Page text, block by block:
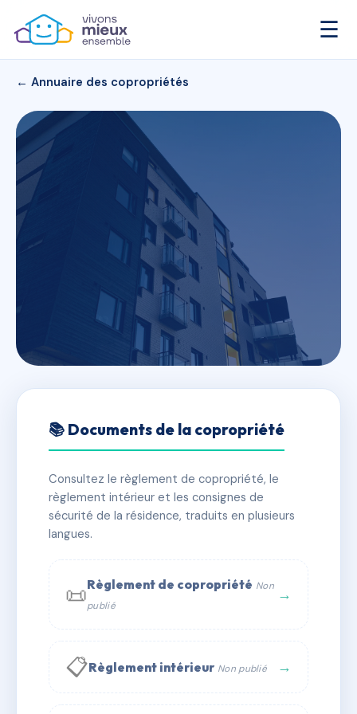
☰
← Annuaire des copropriétés
U SCOGLIU DI MARE
✓ Immatriculée 🏠 24 lots 🏗 1 bâtiment(s)
📞 Contacter Syndic Digital
📚 Documents de la copropriété
Consultez le règlement de copropriété, le
règlement intérieur et les consignes de
sécurité de la résidence, traduits en plusieurs
langues.
📜Règlement de copropriété Non
publié
→
📋Règlement intérieur Non publié →